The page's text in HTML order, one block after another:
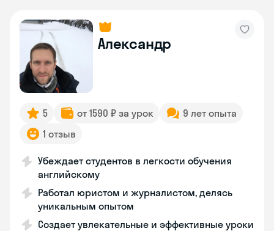
Александр
5 от 1590 ₽ за урок
9 лет опыта
1 отзыв
Убеждает студентов в легкости обучения
английскому
Работал юристом и журналистом, делясь
уникальным опытом
Создает увлекательные и эффективные уроки